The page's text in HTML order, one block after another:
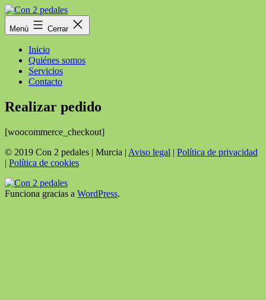
Saltar
al
contenido
Con
Menú Cerrar
Inicio
Quiénes somos
Servicios
Contacto
Realizar pedido
[woocommerce_checkout]
© 2019 Con 2 pedales | Murcia | Aviso legal | Política de privacidad
| Política de cookies
Funciona gracias a WordPress.